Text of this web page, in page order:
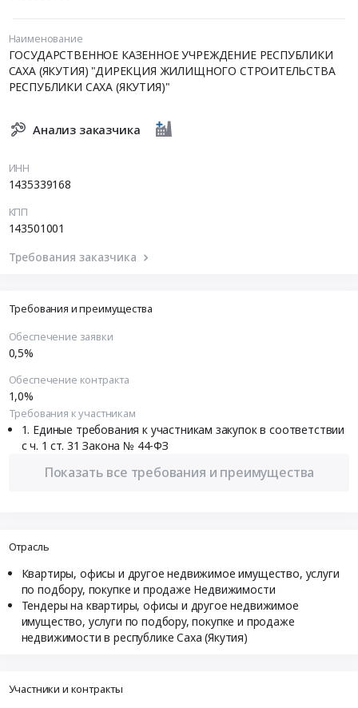
Наименование
ГОСУДАРСТВЕННОЕ КАЗЕННОЕ УЧРЕЖДЕНИЕ РЕСПУБЛИКИ
САХА (ЯКУТИЯ) "ДИРЕКЦИЯ ЖИЛИЩНОГО СТРОИТЕЛЬСТВА
РЕСПУБЛИКИ САХА (ЯКУТИЯ)"
Анализ заказчика
ИНН
1435339168
КПП
143501001
Требования заказчика
Требования и преимущества
Обеспечение заявки
0,5%
Обеспечение контракта
1,0%
Требования к участникам
Единые требования к участникам закупок в соответствии
с ч. 1 ст. 31 Закона № 44-ФЗ
Показать все требования и преимущества
Отрасль
Квартиры, офисы и другое недвижимое имущество, услуги
по подбору, покупке и продаже Недвижимости
Тендеры на квартиры, офисы и другое недвижимое
имущество, услуги по подбору, покупке и продаже
недвижимости в республике Саха (Якутия)
Участники и контракты